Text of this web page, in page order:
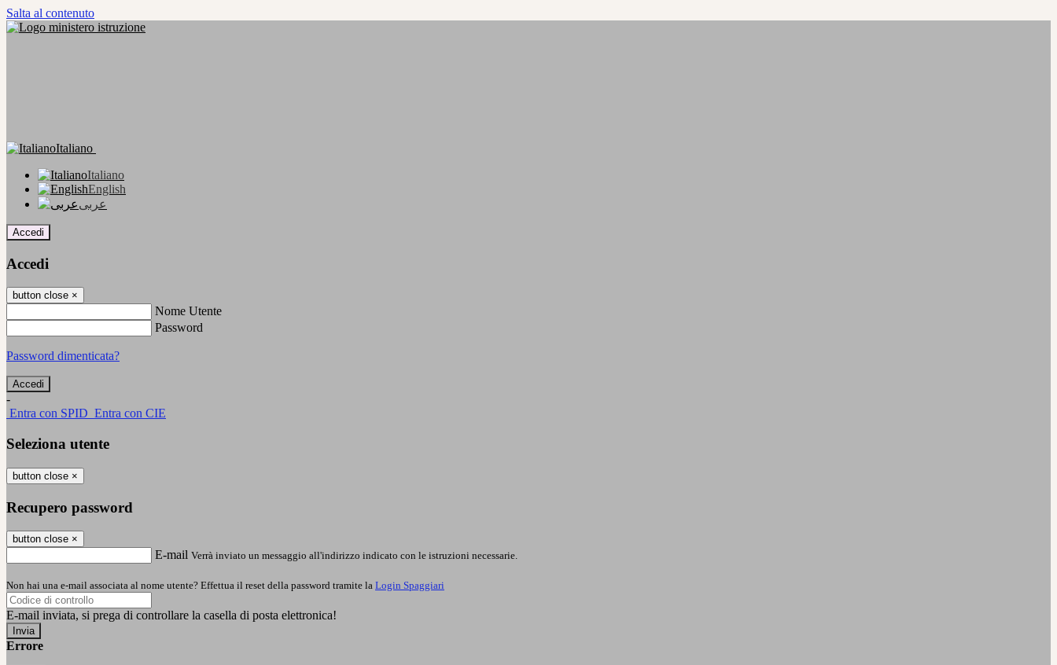
Salta al contenuto
Italiano
Italiano
English
عربى
Accedi
Accedi
button close ×
Nome Utente
Password
Password dimenticata?
-
Entra con SPID Entra con CIE
Seleziona utente
button close ×
Recupero password
button close ×
E-mail Verrà inviato un messaggio all'indirizzo indicato con le istruzioni necessarie.
Non hai una e-mail associata al nome utente? Effettua il reset della password tramite la Login Spaggiari
E-mail inviata, si prega di controllare la casella di posta elettronica!
Errore